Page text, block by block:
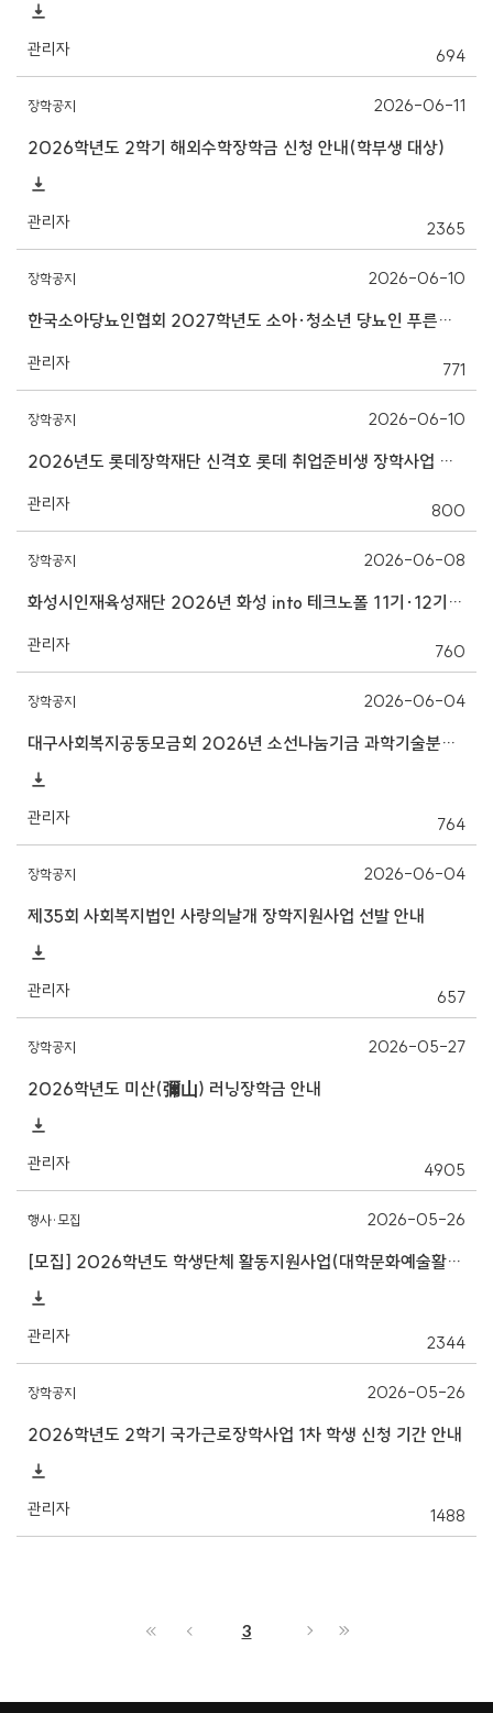
관리자 694
장학공지
2026학년도 2학기 해외수학장학금 신청 안내(학부생 대상)
관리자 2365
2026-06-11
장학공지
한국소아당뇨인협회 2027학년도 소아·청소년 당뇨인 푸른빛 희망 장학금 지원 안내
관리자 771
2026-06-10
장학공지
2026년도 롯데장학재단 신격호 롯데 취업준비생 장학사업 장학생 모집 안내
관리자 800
2026-06-10
장학공지
화성시인재육성재단 2026년 화성 into 테크노폴 11기·12기 해외탐방 장학생 모집 안내
관리자 760
2026-06-08
장학공지
대구사회복지공동모금회 2026년 소선나눔기금 과학기술분야 대학(원)생 장학금 지원 안내
관리자 764
2026-06-04
장학공지
제35회 사회복지법인 사랑의날개 장학지원사업 선발 안내
관리자 657
2026-06-04
장학공지
2026학년도 미산(彌山) 러닝장학금 안내
관리자 4905
2026-05-27
행사·모집
[모집] 2026학년도 학생단체 활동지원사업(대학문화예술활동/지역사회봉사활동) 선정 결과 등 안내
관리자 2344
2026-05-26
장학공지
2026학년도 2학기 국가근로장학사업 1차 학생 신청 기간 안내
관리자 1488
2026-05-26
3